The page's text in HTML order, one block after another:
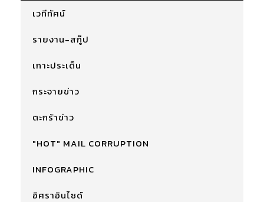
เวทีทัศน์
รายงาน-สกู๊ป
เกาะประเด็น
กระจายข่าว
ตะกร้าข่าว
"HOT" MAIL CORRUPTION
INFOGRAPHIC
อิศราอินไซด์